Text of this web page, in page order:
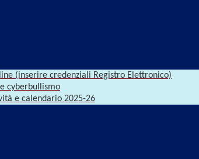
(inserire credenziali Registro Elettronico)
cyberbullismo
e calendario 2025-26